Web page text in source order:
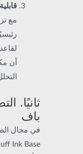
مع
أن
ثانيًا.
باف